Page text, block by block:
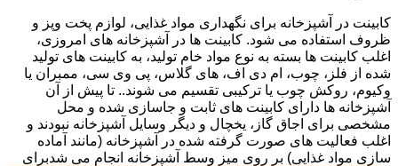
کابینت در آشپزخانه برای نگهداری مواد غذایی، لوازم پخت وپز و
ظروف استفاده می شود. کابینت ها در آشپزخانه های امروزی،
اغلب کابینت ها بسته به نوع مواد خام تولید، به کابینت های تولید
شده از فلز، چوب، ام دی اف، های گلاس، پی وی سی، ممبران یا
وکیوم، روکش چوب یا ترکیبی تقسیم می شوند.. تا پیش از آن
آشپزخانه ها دارای کابینت های ثابت و جاسازی شده و محل
مشخصی برای اجاق گاز، یخچال و دیگر وسایل آشپزخانه نبودند و
اغلب فعالیت های صورت گرفته شده در آشپزخانه (مانند آماده
سازی مواد غذایی) بر روی میز وسط آشپزخانه انجام می شدبرای